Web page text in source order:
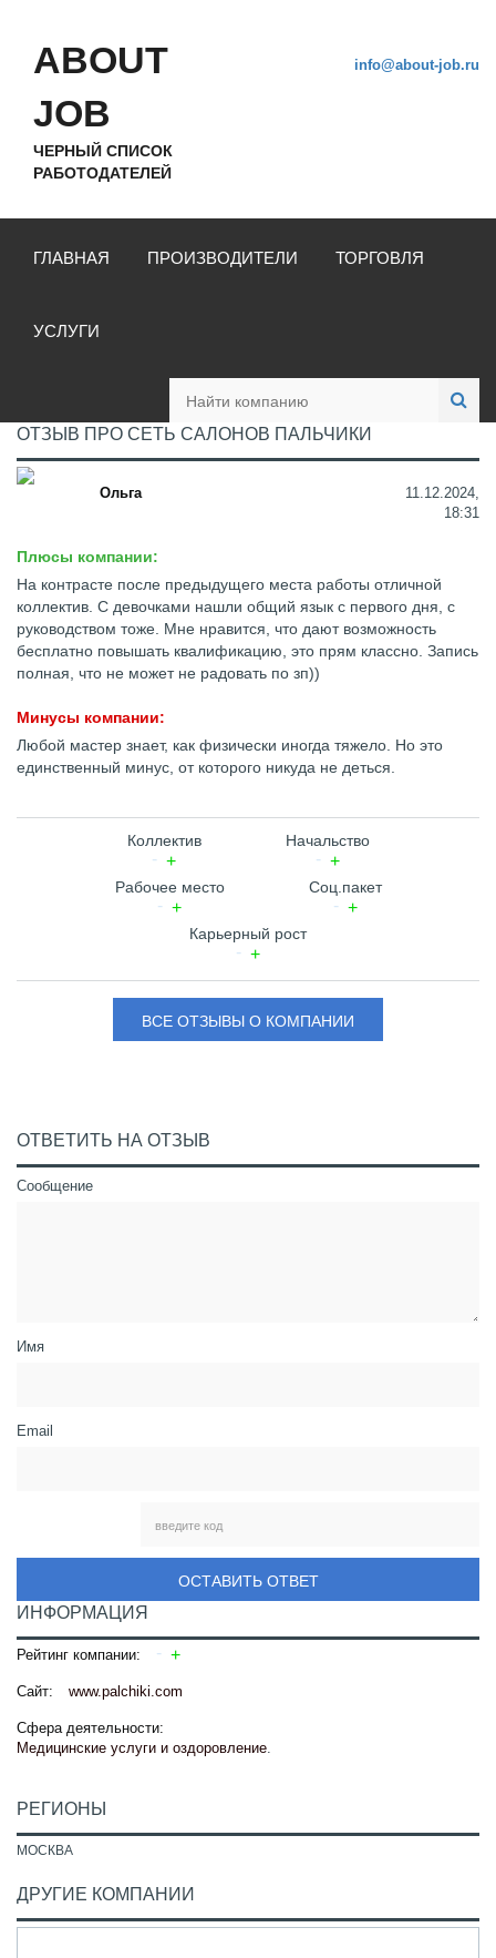
ABOUT
JOB
ЧЕРНЫЙ СПИСОК
РАБОТОДАТЕЛЕЙ
info@about-job.ru
ГЛАВНАЯ ПРОИЗВОДИТЕЛИ ТОРГОВЛЯ
УСЛУГИ
ОТЗЫВ ПРО СЕТЬ САЛОНОВ ПАЛЬЧИКИ
Ольга
11.12.2024,
18:31
Плюсы компании:
На контрасте после предыдущего места работы отличной
коллектив. С девочками нашли общий язык с первого дня, с
руководством тоже. Мне нравится, что дают возможность
бесплатно повышать квалификацию, это прям классно. Запись
полная, что не может не радовать по зп))
Минусы компании:
Любой мастер знает, как физически иногда тяжело. Но это
единственный минус, от которого никуда не деться.
Коллектив Начальство
Рабочее место Соц.пакет
Карьерный рост
ВСЕ ОТЗЫВЫ О КОМПАНИИ
ОТВЕТИТЬ НА ОТЗЫВ
Сообщение
Имя
Email
ОСТАВИТЬ ОТВЕТ
ИНФОРМАЦИЯ
Рейтинг компании:
Сайт: www.palchiki.com
Сфера деятельности:
Медицинские услуги и оздоровление.
РЕГИОНЫ
МОСКВА
ДРУГИЕ КОМПАНИИ